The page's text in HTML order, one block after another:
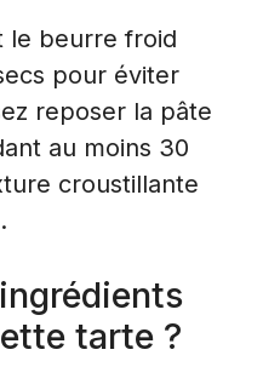
le beurre froid
pour éviter
reposer la pâte
au moins 30
croustillante
tarte ?